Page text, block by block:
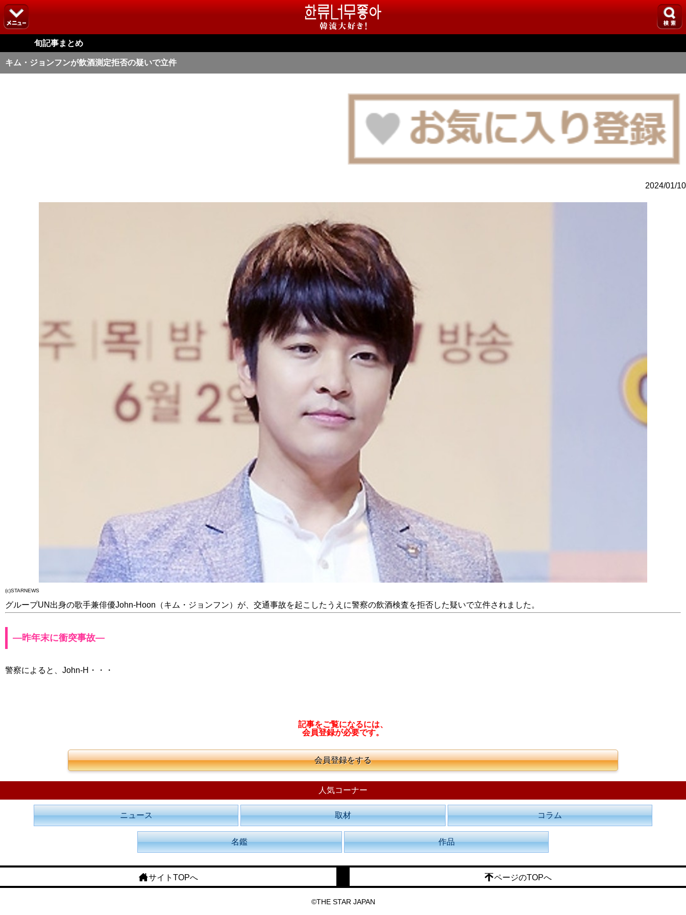
旬記事まとめ
キム・ジョンフンが飲酒測定拒否の疑いで立件
2024/01/10
(c)STARNEWS
グループUN出身の歌手兼俳優John-Hoon（キム・ジョンフン）が、交通事故を起こしたうえに警察の飲酒検査を拒否した疑いで立件されました。
―昨年末に衝突事故―
警察によると、John-H・・・
記事をご覧になるには、
会員登録が必要です。
会員登録をする
人気コーナー
ニュース 取材 コラム
名鑑 作品
サイトTOPへ ページのTOPへ
©THE STAR JAPAN